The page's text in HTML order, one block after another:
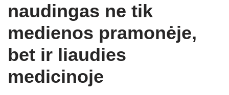
naudingas ne tik
medienos pramonėje,
bet ir liaudies
medicinoje